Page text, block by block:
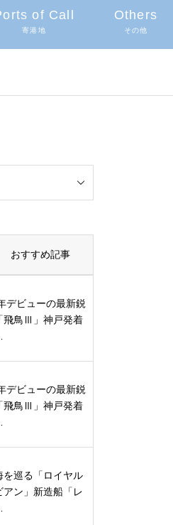
of Call
寄港地
Others
その他
おすすめ記事
デビューの最新鋭
飛鳥Ⅲ」神戸発着
デビューの最新鋭
飛鳥Ⅲ」神戸発着
を巡る「ロイヤル
アン」新造船「レ